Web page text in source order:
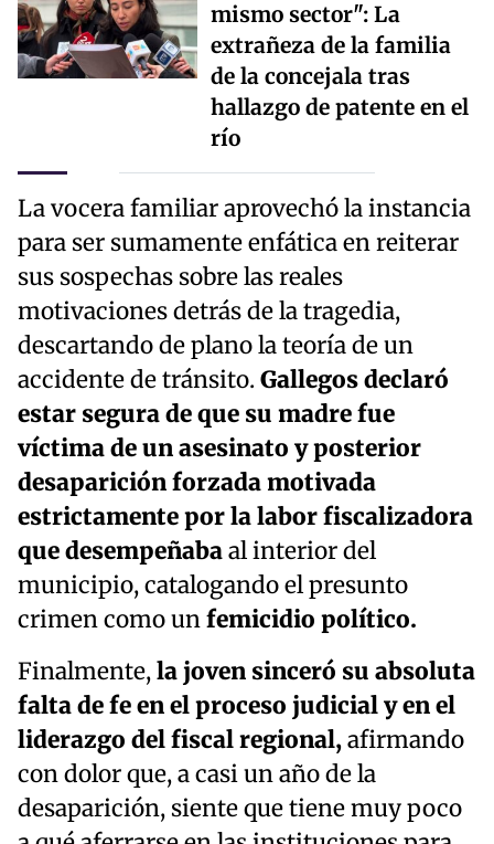
mismo sector": La
extrañeza de la familia
de la concejala tras
hallazgo de patente en el
río
La vocera familiar aprovechó la instancia
para ser sumamente enfática en reiterar
sus sospechas sobre las reales
motivaciones detrás de la tragedia,
descartando de plano la teoría de un
accidente de tránsito. Gallegos declaró
estar segura de que su madre fue
víctima de un asesinato y posterior
desaparición forzada motivada
estrictamente por la labor fiscalizadora
que desempeñabaal interior del
municipio, catalogando el presunto
crimen como unfemicidio político.
Finalmente,la joven sinceró su absoluta
falta de fe en el proceso judicial y en el
liderazgo del fiscal regional,afirmando
con dolor que, a casi un año de la
desaparición, siente que tiene muy poco